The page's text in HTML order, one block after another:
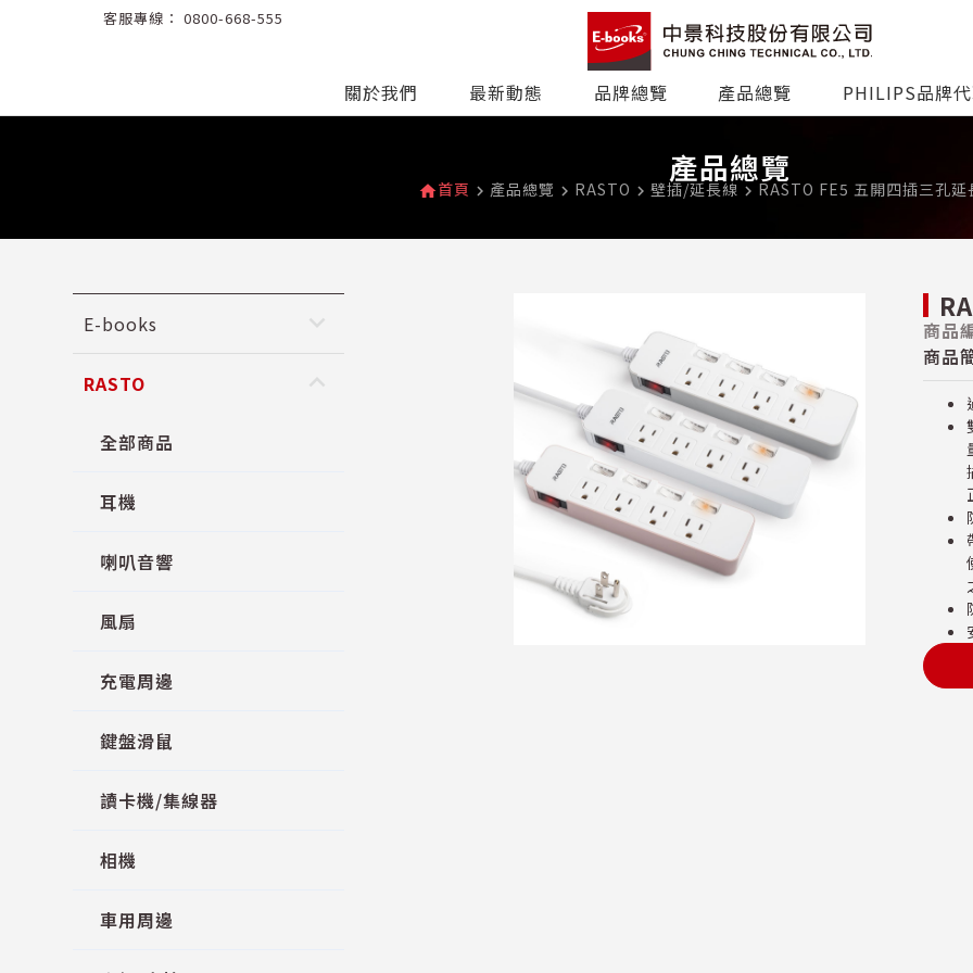
客服專線： 0800-668-555
關於我們 最新動態 品牌總覽 產品總覽 PHILIPS品牌
產品總覽
home首頁 navigate_next 產品總覽 navigate_next RASTO navigate_next 壁插/延長線 navigate_next RASTO FE5 五開四插三孔
E-books keyboard_arrow_down
RASTO keyboard_arrow_up
全部商品
耳機
喇叭音響
風扇
充電周邊
鍵盤滑鼠
讀卡機/集線器
相機
車用周邊
商品
商品